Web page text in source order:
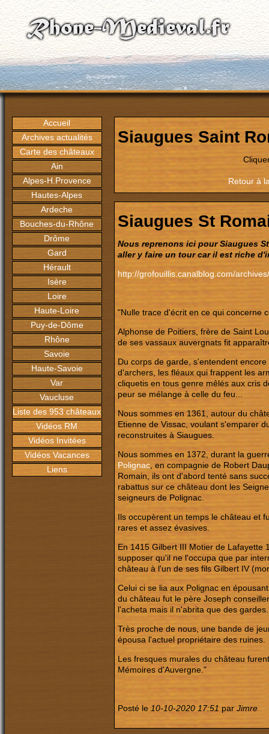
Accueil
Archives actualités
Carte des châteaux
Ain
Alpes-H.Provence
Hautes-Alpes
Ardeche
Bouches-du-Rhône
Drôme
Gard
Hérault
Isère
Loire
Haute-Loire
Puy-de-Dôme
Rhône
Savoie
Haute-Savoie
Var
Vaucluse
Liste des 953 châteaux
Vidéos RM
Vidéos Invitées
Vidéos Vacances
Liens
Siaugues Saint
Retour à
Siaugues St
Nous reprenons ici pour Siaugues
aller y faire un tour car il est riche
http://grofouillis.canalblog.com/
"Nulle trace d'écrit en ce qui concerne
Alphonse de Poitiers, frère de Saint
de ses vassaux auvergnats fit
Du corps de garde, s'entendent
d'archers, les fléaux qui frappent les
cliquetis en tous genre mêlés aux cris
peur se mélange à celle du feu...
Nous sommes en 1361, autour du
Etienne de Vissac, voulant s'emparer
reconstruites à Siaugues.
Nous sommes en 1372, durant la
Polignac , en compagnie de Robert
Romain, ils ont d'abord tenté sans
rabattus sur ce château dont les
seigneurs de Polignac.
Ils occupèrent un temps le château et
rares et assez évasives.
En 1415 Gilbert III Motier de Lafayette
supposer qu'il ne l'occupa que par
château à l'un de ses fils Gilbert IV
Celui ci se lia aux Polignac en
du château fut le père Joseph
l'acheta mais il n'abrita que des
Très proche de nous, une bande de
épousa l'actuel propriétaire des ruines.
Les fresques murales du château
Mémoires d'Auvergne."
Posté le 10-10-2020 17:51 par Jimre